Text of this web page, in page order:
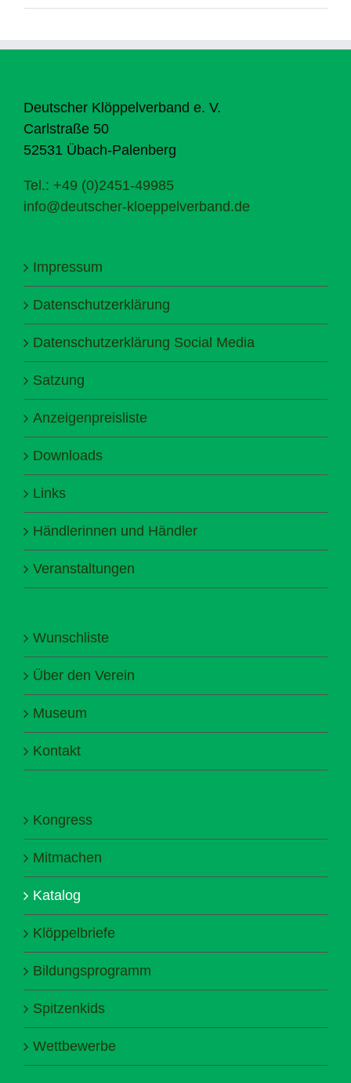
Deutscher Klöppelverband e. V.
Carlstraße 50
52531 Übach-Palenberg
Tel.: +49 (0)2451-49985
info@deutscher-kloeppelverband.de
Impressum
Datenschutzerklärung
Datenschutzerklärung Social Media
Satzung
Anzeigenpreisliste
Downloads
Links
Händlerinnen und Händler
Veranstaltungen
Wunschliste
Über den Verein
Museum
Kontakt
Kongress
Mitmachen
Katalog
Klöppelbriefe
Bildungsprogramm
Spitzenkids
Wettbewerbe